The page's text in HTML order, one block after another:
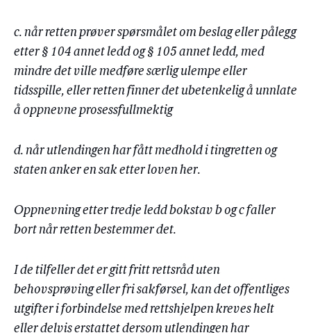
c. når retten prøver spørsmålet om beslag eller pålegg
etter § 104 annet ledd og § 105 annet ledd, med
mindre det ville medføre særlig ulempe eller
tidsspille, eller retten finner det ubetenkelig å unnlate
å oppnevne prosessfullmektig
d. når utlendingen har fått medhold i tingretten og
staten anker en sak etter loven her.
Oppnevning etter tredje ledd bokstav b og c faller
bort når retten bestemmer det.
I de tilfeller det er gitt fritt rettsråd uten
behovsprøving eller fri sakførsel, kan det offentliges
utgifter i forbindelse med rettshjelpen kreves helt
eller delvis erstattet dersom utlendingen har